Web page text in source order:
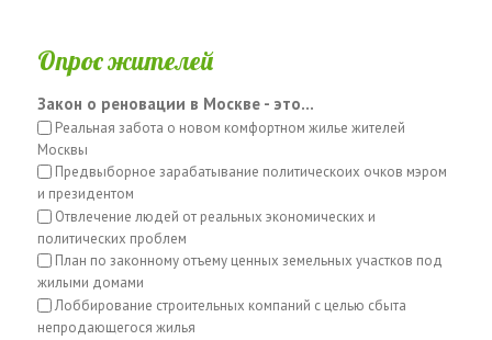
Опрос жителей
Закон о реновации в Москве - это...
Реальная забота о новом комфортном жилье жителей
Москвы
Предвыборное зарабатывание политическоих очков мэром
и президентом
Отвлечение людей от реальных экономических и
политических проблем
План по законному отъему ценных земельных участков под
жилыми домами
Лоббирование строительных компаний с целью сбыта
непродающегося жилья